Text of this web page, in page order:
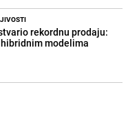
rekordnu prodaju:
modelima